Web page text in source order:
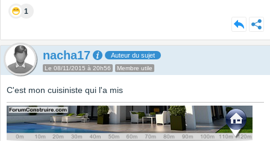
1
nacha17 Auteur du sujet
Le 08/11/2015 à 20h56 Membre utile
C'est mon cuisiniste qui l'a mis